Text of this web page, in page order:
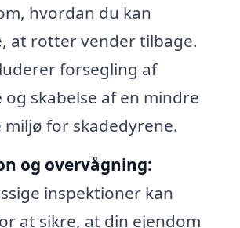
hvordan du kan
at rotter vender tilbage.
forsegling af
skabelse af en mindre
for skadedyrene.
og overvågning:
inspektioner kan
at sikre, at din ejendom